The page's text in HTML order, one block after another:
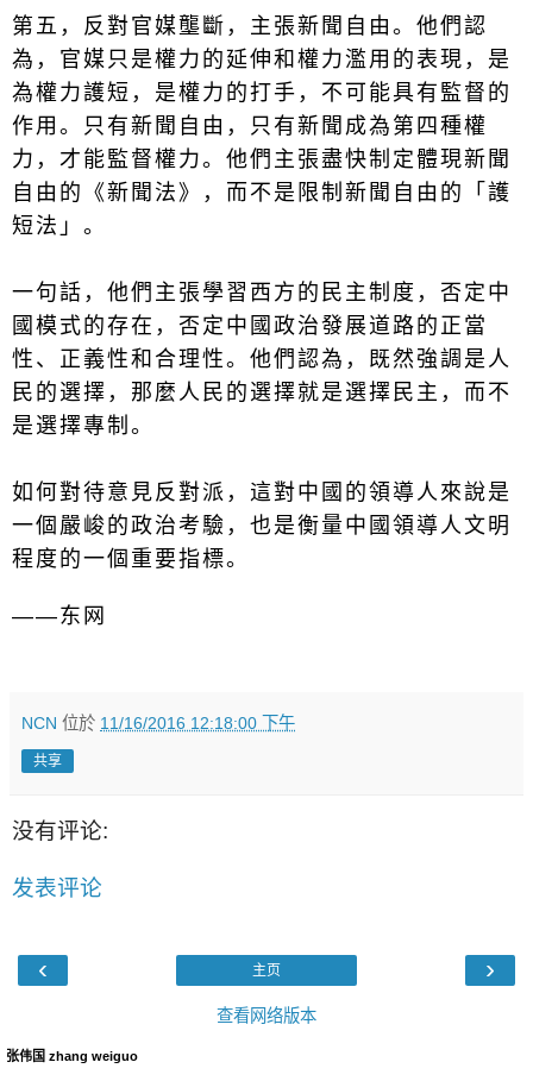
第五，反對官媒壟斷，主張新聞自由。他們認
為，官媒只是權力的延伸和權力濫用的表現，是
為權力護短，是權力的打手，不可能具有監督的
作用。只有新聞自由，只有新聞成為第四種權
力，才能監督權力。他們主張盡快制定體現新聞
自由的《新聞法》，而不是限制新聞自由的「護
短法」。
一句話，他們主張學習西方的民主制度，否定中
國模式的存在，否定中國政治發展道路的正當
性、正義性和合理性。他們認為，既然強調是人
民的選擇，那麼人民的選擇就是選擇民主，而不
是選擇專制。
如何對待意見反對派，這對中國的領導人來說是
一個嚴峻的政治考驗，也是衡量中國領導人文明
程度的一個重要指標。
——东网
NCN 位於 11/16/2016 12:18:00 下午
共享
没有评论:
发表评论
‹ ›
主页
查看网络版本
张伟国 zhang weiguo